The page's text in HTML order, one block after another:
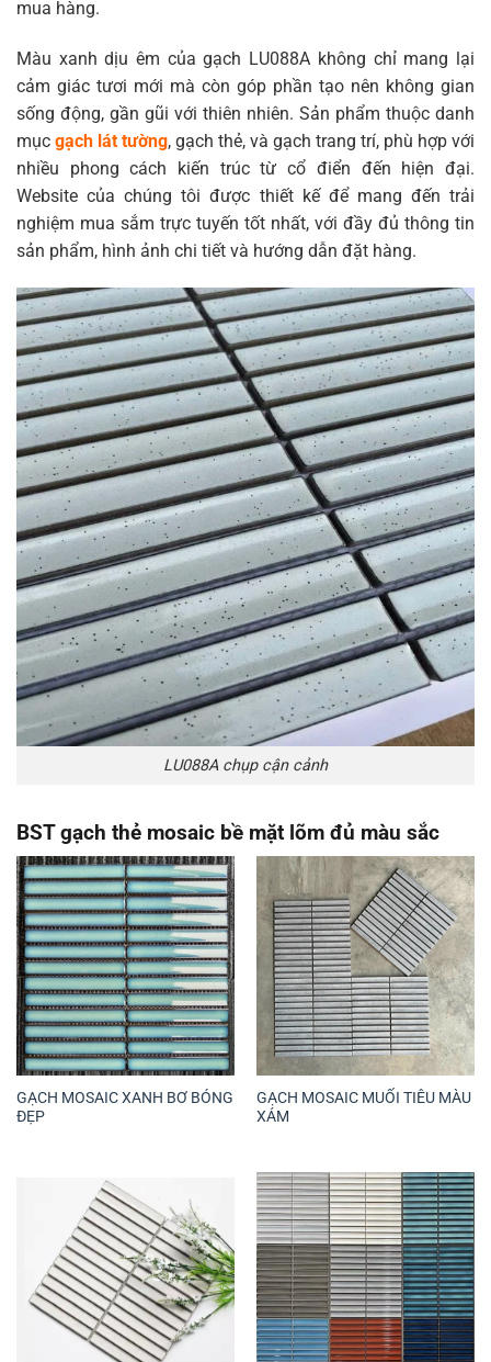
mua hàng.
Màu xanh dịu êm của gạch LU088A không chỉ mang lại
cảm giác tươi mới mà còn góp phần tạo nên không gian
sống động, gần gũi với thiên nhiên. Sản phẩm thuộc danh
mục gạch lát tường, gạch thẻ, và gạch trang trí, phù hợp với
nhiều phong cách kiến trúc từ cổ điển đến hiện đại.
Website của chúng tôi được thiết kế để mang đến trải
nghiệm mua sắm trực tuyến tốt nhất, với đầy đủ thông tin
sản phẩm, hình ảnh chi tiết và hướng dẫn đặt hàng.
LU088A chụp cận cảnh
BST gạch thẻ mosaic bề mặt lõm đủ màu sắc
GẠCH MOSAIC XANH BƠ BÓNG
ĐẸP
GẠCH MOSAIC MUỐI TIÊU MÀU
XÁM